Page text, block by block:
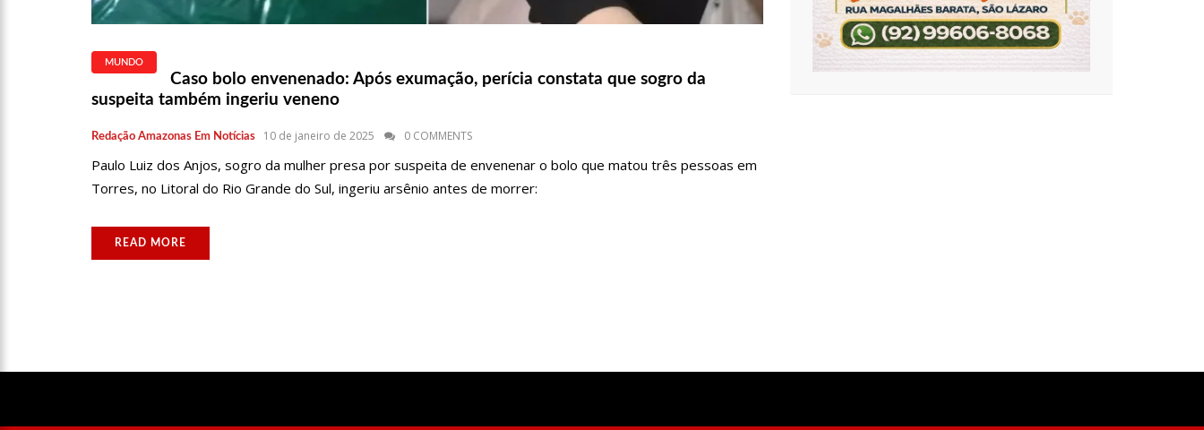
20:33 HISSA ABRAHÃO PEDE AOS ELEITORES QUE COMPAREÇAM ÀS URNAS
MUNDO
Caso bolo envenenado: Após exumação, perícia constata que sogro da
suspeita também ingeriu veneno
Redação Amazonas Em Notícias 10 de janeiro de 2025 0 COMMENTS
Paulo Luiz dos Anjos, sogro da mulher presa por suspeita de envenenar o bolo que matou três pessoas em
Torres, no Litoral do Rio Grande do Sul, ingeriu arsênio antes de morrer:
READ MORE